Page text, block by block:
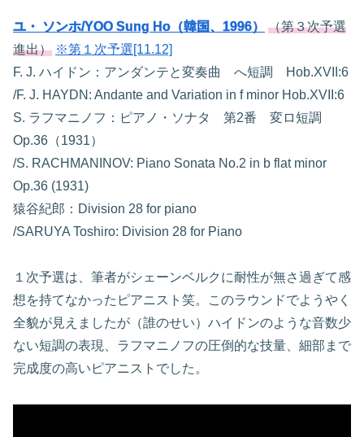
ユ・ ソンホ/YOO Sung Ho（韓国、1996）
（第３次予選
進出） ※第１次予選[11.12]
F. J. ハイドン：アンダンテと変奏曲 へ短調 Hob.XVII:6
/F. J. HAYDN: Andante and Variation in f minor Hob.XVII:6
S. ラフマニノフ：ピアノ・ソナタ 第2番 変ロ短調
Op.36（1931）
/S. RACHMANINOV: Piano Sonata No.2 in b flat minor
Op.36 (1931)
猿谷紀郎：Division 28 for piano
/SARUYA Toshiro: Division 28 for Piano
１次予選は、筆者がシェーンベルクに耐性が無さ過ぎて感
想を持てなかったピアニスト笑。このラウンドでようやく
全貌が見えましたが（誰のせい）ハイドンのような音数少
ない短調の表現、ラフマニノフの圧倒的な技量、細部まで
完成度の高いピアニストでした。